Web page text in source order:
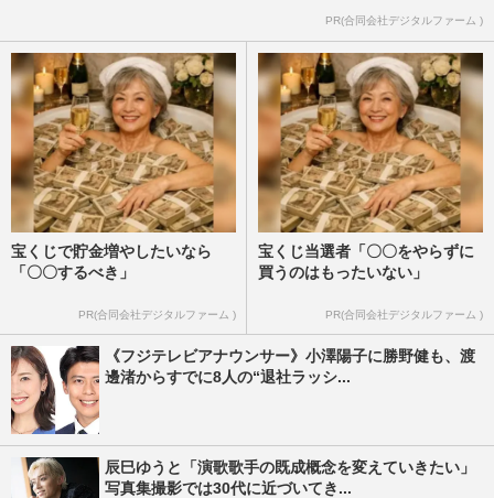
PR(合同会社デジタルファーム )
宝くじで貯金増やしたいなら
「〇〇するべき」
PR(合同会社デジタルファーム )
宝くじ当選者「〇〇をやらずに
買うのはもったいない」
PR(合同会社デジタルファーム )
《フジテレビアナウンサー》小澤陽子に勝野健も、渡
邊渚からすでに8人の“退社ラッシ...
辰巳ゆうと「演歌歌手の既成概念を変えていきたい」
写真集撮影では30代に近づいてき...